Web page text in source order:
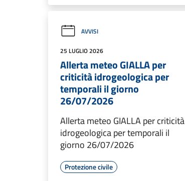
AVVISI
25 LUGLIO 2026
Allerta meteo GIALLA per
criticità idrogeologica per
temporali il giorno
26/07/2026
Allerta meteo GIALLA per criticità
idrogeologica per temporali il
giorno 26/07/2026
Protezione civile